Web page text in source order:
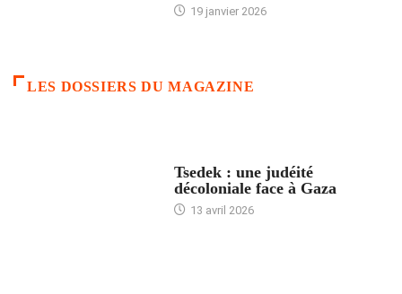
19 janvier 2026
LES DOSSIERS DU MAGAZINE
Tsedek : une judéité
décoloniale face à Gaza
13 avril 2026